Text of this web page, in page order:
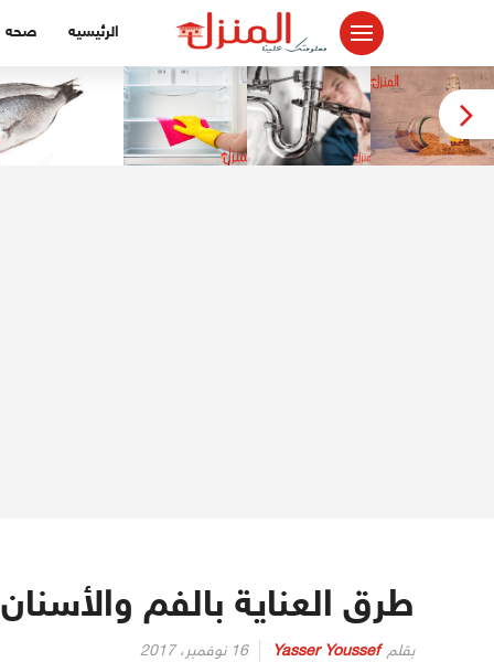
الرئيسيه صحه
طرق العناية بالفم والأسنان
بقلم Yasser Youssef 16 نوفمبر، 2017